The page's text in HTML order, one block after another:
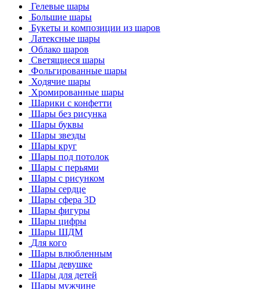
Гелевые шары
Большие шары
Букеты и композиции из шаров
Латексные шары
Облако шаров
Светящиеся шары
Фольгированные шары
Ходячие шары
Хромированные шары
Шарики с конфетти
Шары без рисунка
Шары буквы
Шары звезды
Шары круг
Шары под потолок
Шары с перьями
Шары с рисунком
Шары сердце
Шары сфера 3D
Шары фигуры
Шары цифры
Шары ШДМ
Для кого
Шары влюбленным
Шары девушке
Шары для детей
Шары мужчине